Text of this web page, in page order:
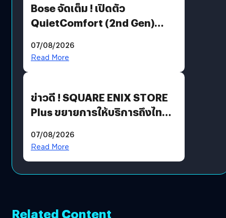
Bose จัดเต็ม ! เปิดตัว
QuietComfort (2nd Gen)
07/08/2026
Read More
ข่าวดี ! SQUARE ENIX STORE
Plus ขยายการให้บริการถึงไทย
โดยตรง
07/08/2026
Read More
Related Content